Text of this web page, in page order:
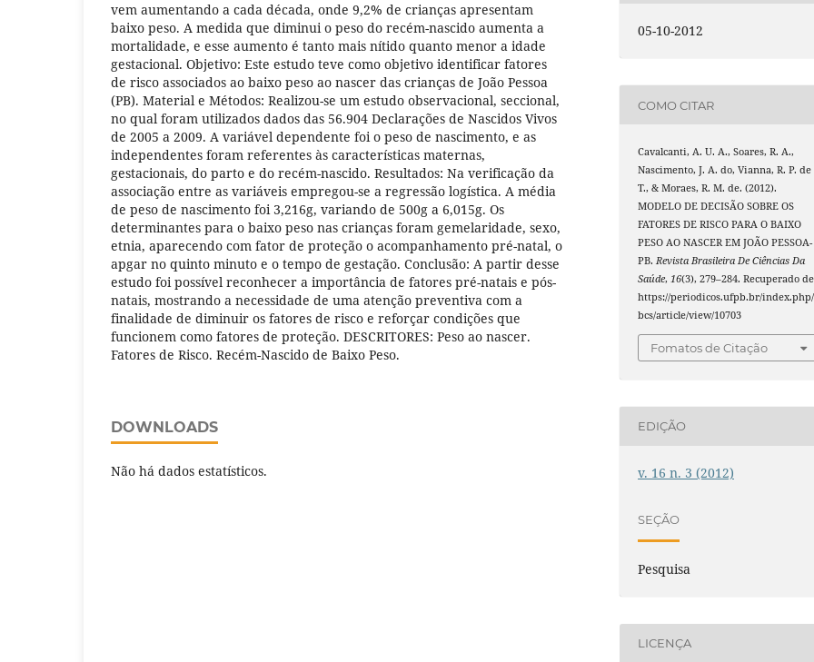
vem aumentando a cada década, onde 9,2% de crianças apresentam
baixo peso. A medida que diminui o peso do recém-nascido aumenta a
mortalidade, e esse aumento é tanto mais nítido quanto menor a idade
gestacional. Objetivo: Este estudo teve como objetivo identificar fatores
de risco associados ao baixo peso ao nascer das crianças de João Pessoa
(PB). Material e Métodos: Realizou-se um estudo observacional, seccional,
no qual foram utilizados dados das 56.904 Declarações de Nascidos Vivos
de 2005 a 2009. A variável dependente foi o peso de nascimento, e as
independentes foram referentes às características maternas,
gestacionais, do parto e do recém-nascido. Resultados: Na verificação da
associação entre as variáveis empregou-se a regressão logística. A média
de peso de nascimento foi 3,216g, variando de 500g a 6,015g. Os
determinantes para o baixo peso nas crianças foram gemelaridade, sexo,
etnia, aparecendo com fator de proteção o acompanhamento pré-natal, o
apgar no quinto minuto e o tempo de gestação. Conclusão: A partir desse
estudo foi possível reconhecer a importância de fatores pré-natais e pós-
natais, mostrando a necessidade de uma atenção preventiva com a
finalidade de diminuir os fatores de risco e reforçar condições que
funcionem como fatores de proteção. DESCRITORES: Peso ao nascer.
Fatores de Risco. Recém-Nascido de Baixo Peso.
DOWNLOADS
Não há dados estatísticos.
05-10-2012
COMO CITAR
Cavalcanti, A. U. A., Soares, R. A.,
Nascimento, J. A. do, Vianna, R. P. de
T., & Moraes, R. M. de. (2012).
MODELO DE DECISÃO SOBRE OS
FATORES DE RISCO PARA O BAIXO
PESO AO NASCER EM JOÃO PESSOA-
PB.Revista Brasileira De Ciências Da
Saúde,16(3), 279–284. Recuperado de
https://periodicos.ufpb.br/
bcs/article/view/10703
Fomatos de Citação
EDIÇÃO
v. 16 n. 3 (2012)
SEÇÃO
Pesquisa
LICENÇA